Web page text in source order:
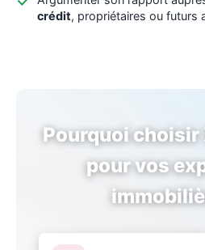
crédit, propriétaires ou futurs
Pourquoi choisir
pour vos